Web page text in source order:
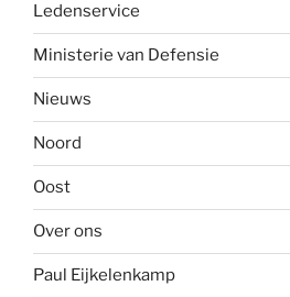
Ledenservice
Ministerie van Defensie
Nieuws
Noord
Oost
Over ons
Paul Eijkelenkamp